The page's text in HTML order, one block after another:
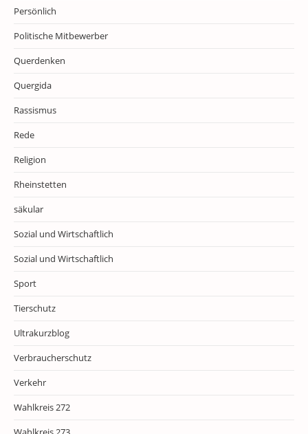
Persönlich
Politische Mitbewerber
Querdenken
Quergida
Rassismus
Rede
Religion
Rheinstetten
säkular
Sozial und Wirtschaftlich
Sozial und Wirtschaftlich
Sport
Tierschutz
Ultrakurzblog
Verbraucherschutz
Verkehr
Wahlkreis 272